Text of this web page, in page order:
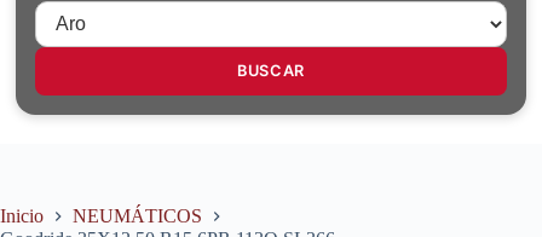
BUSCAR
Inicio
NEUMÁTICOS